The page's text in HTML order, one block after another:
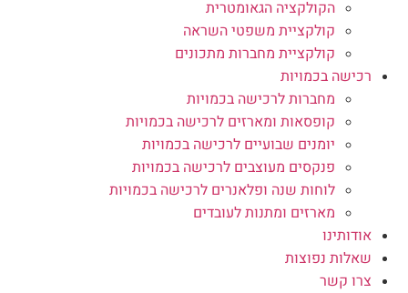
הקולקציה הגאומטרית
קולקציית משפטי השראה
קולקציית מחברות מתכונים
רכישה בכמויות
מחברות לרכישה בכמויות
קופסאות ומארזים לרכישה בכמויות
יומנים שבועיים לרכישה בכמויות
פנקסים מעוצבים לרכישה בכמויות
לוחות שנה ופלאנרים לרכישה בכמויות
מארזים ומתנות לעובדים
אודותינו
שאלות נפוצות
צרו קשר